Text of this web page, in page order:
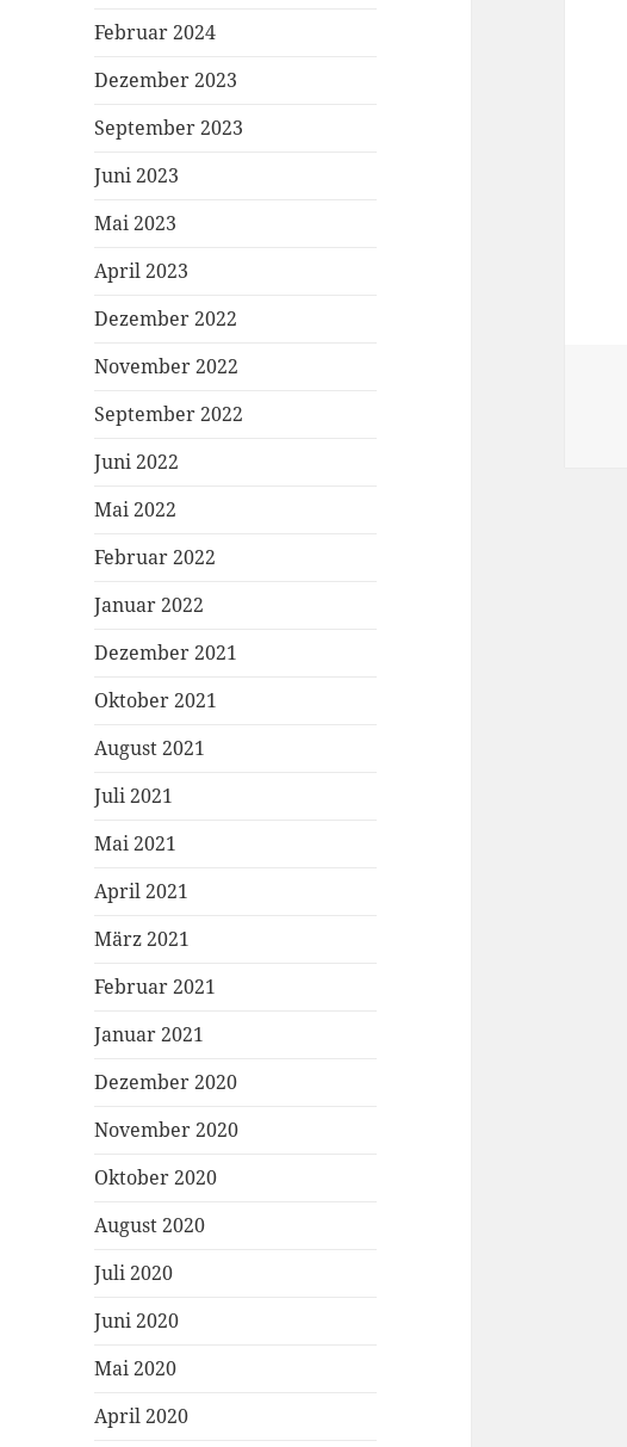
Februar 2024
Dezember 2023
September 2023
Juni 2023
Mai 2023
April 2023
Dezember 2022
November 2022
September 2022
Juni 2022
Mai 2022
Februar 2022
Januar 2022
Dezember 2021
Oktober 2021
August 2021
Juli 2021
Mai 2021
April 2021
März 2021
Februar 2021
Januar 2021
Dezember 2020
November 2020
Oktober 2020
August 2020
Juli 2020
Juni 2020
Mai 2020
April 2020